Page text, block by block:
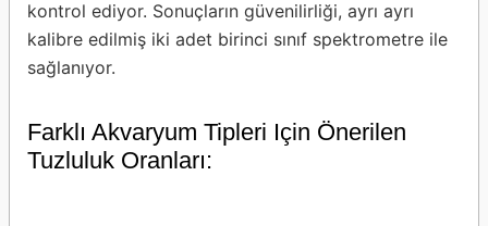
kontrol ediyor. Sonuçların güvenilirliği, ayrı ayrı
kalibre edilmiş iki adet birinci sınıf spektrometre ile
sağlanıyor.
Farklı Akvaryum Tipleri Için Önerilen
Tuzluluk Oranları: